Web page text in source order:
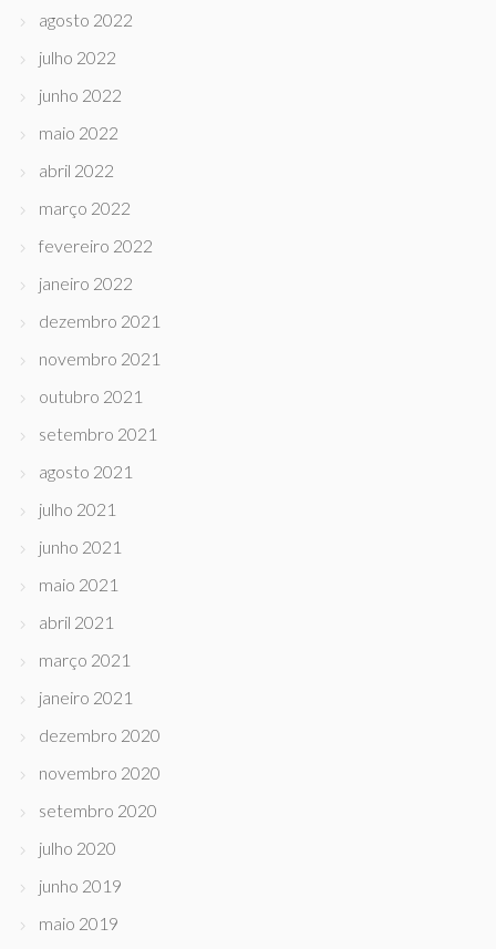
agosto 2022
julho 2022
junho 2022
maio 2022
abril 2022
março 2022
fevereiro 2022
janeiro 2022
dezembro 2021
novembro 2021
outubro 2021
setembro 2021
agosto 2021
julho 2021
junho 2021
maio 2021
abril 2021
março 2021
janeiro 2021
dezembro 2020
novembro 2020
setembro 2020
julho 2020
junho 2019
maio 2019